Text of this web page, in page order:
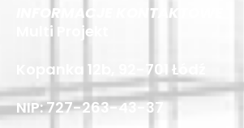
INFORMACJE KONTAKTOWE
Multi Projekt
Kopanka 12b, 92-701 Łódź
NIP: 727-263-43-37